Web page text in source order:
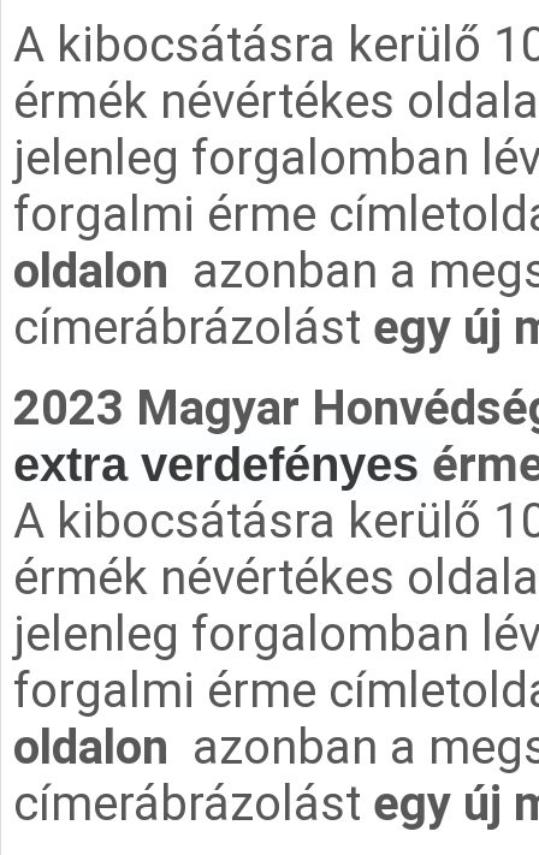
A kibocsátásra kerülő
érmék névértékes
jelenleg forgalomban
forgalmi érme
oldalon azonban a
címerábrázolást egy új
2023 Magyar
extra verdefényes
A kibocsátásra kerülő
érmék névértékes
jelenleg forgalomban
forgalmi érme
oldalon azonban a
címerábrázolást egy új